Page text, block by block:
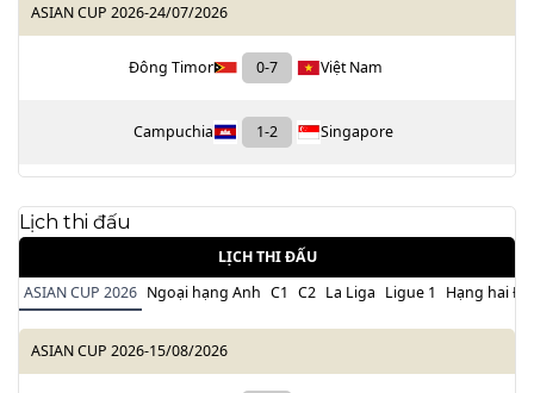
ASIAN CUP 2026-24/07/2026
Đông Timor 0-7 Việt Nam
Campuchia 1-2 Singapore
Lịch thi đấu
LỊCH THI ĐẤU
ASIAN CUP 2026 Ngoại hạng Anh C1 C2 La Liga Ligue 1 Hạng hai
ASIAN CUP 2026-15/08/2026